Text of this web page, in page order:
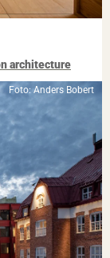
architecture
Foto: Anders Bobert